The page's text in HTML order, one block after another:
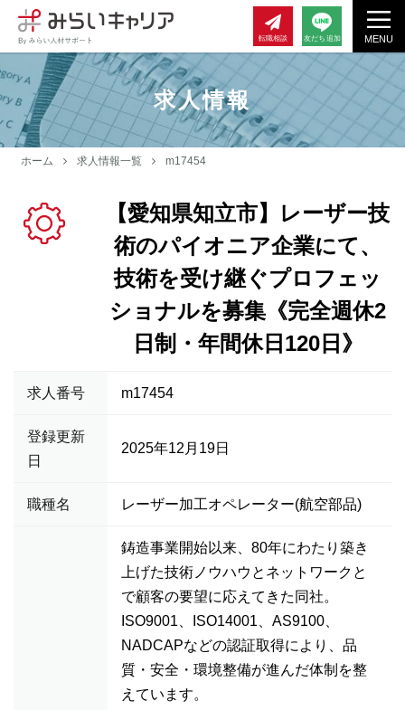
MENU
転職相談 友だち追加
求人情報
ホーム 求人情報一覧 m17454
【愛知県知立市】レーザー技
術のパイオニア企業にて、
技術を受け継ぐプロフェッ
ショナルを募集《完全週休2
日制・年間休日120日》
求人番号 m17454
登録更新
日
2025年12月19日
職種名 レーザー加工オペレーター(航空部品)
鋳造事業開始以来、80年にわたり築き
上げた技術ノウハウとネットワークと
で顧客の要望に応えてきた同社。
ISO9001、ISO14001、AS9100、
NADCAPなどの認証取得により、品
質・安全・環境整備が進んだ体制を整
えています。